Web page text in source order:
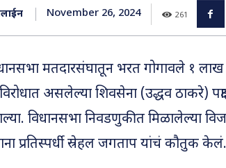
November 26, 2024 261
मतदारसंघातून भरत गोगावले १
असलेल्या शिवसेना (उद्धव ठाकरे)
विधानसभा निवडणुकीत मिळालेल्या
प्रतिस्पर्धी स्रेहल जगताप यांचं कौतुक